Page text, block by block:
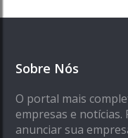
Sobre Nós
O portal mais
empresas e notícias.
anunciar sua